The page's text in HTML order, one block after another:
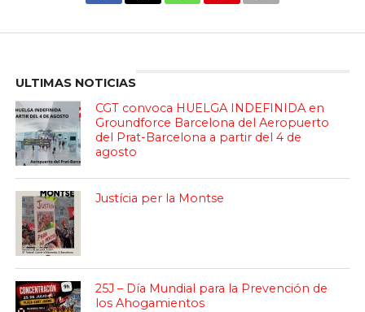
ULTIMAS NOTICIAS
CGT convoca HUELGA INDEFINIDA en
Groundforce Barcelona del Aeropuerto
del Prat-Barcelona a partir del 4 de
agosto
Justícia per la Montse
25J – Día Mundial para la Prevención de
los Ahogamientos